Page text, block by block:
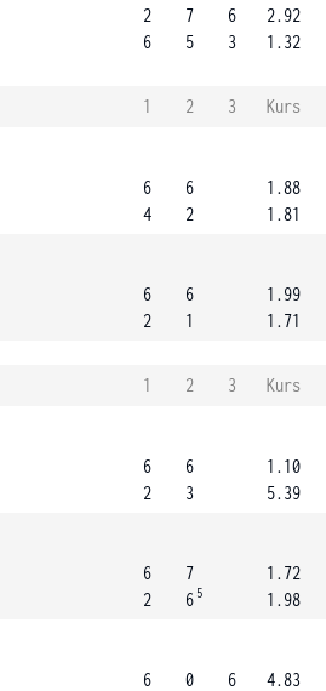
2
6
7
5
6
3
2.92
1.32
1 2 3
Kurs
6
4
6
2
1.88
1.81
6
2
6
1
1.99
1.71
1 2 3
Kurs
6
2
6
3
1.10
5.39
6
2
7
6 5
1.72
1.98
6
0
6
4.83